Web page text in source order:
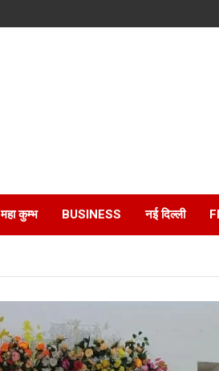
महा कुम्भ BUSINESS नई दिल्ली